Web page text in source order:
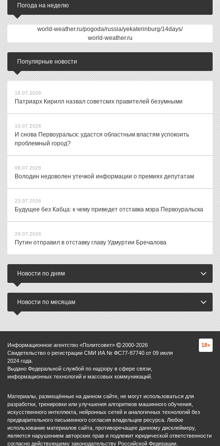
Погода на неделю
world-weather.ru/pogoda/russia/yekaterinburg/14days/
world-weather.ru
Популярные новости
16.07.2026
Патриарх Кирилл назвал советских правителей безумными
10.07.2026
И снова Первоуральск: удастся областным властям успокоить
проблемный город?
08.07.2026
Володин недоволен утечкой информации о премиях депутатам
23.07.2026
Будущее без Кабца: к чему приведет отставка мэра Первоуральска
29.07.2026
Путин отправил в отставку главу Удмуртии Бречалова
Новости по дням
Новости по месяцам
Информационное агентство «Политсовет» 2000-2026
Свидетельство о регистрации СМИ ИА № ФС77-87740 от 09 июля
2024 года.
Выдано Федеральной службой по надзору в сфере связи,
информационных технологий и массовых коммуникаций.
18+
Материалы, размещённые на данном сайте, не могут использоваться для
разработки, тренировки или улучшения алгоритмов машинного обучения,
искусственного интеллекта, нейронных сетей и аналогичных технологий без
предварительного письменного согласия владельцев ресурса. Любое
использование материалов сайта, противоречащее данному дисклеймеру,
является нарушением авторских прав и подлежит юридической ответственности
согласно действующему законодательству Российской Федерации.